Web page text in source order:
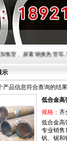
尿素钢换热管等,
示
产品信息符合查询的结
低合金高
规格： 齐
低合金高
专业销售
钒、铌